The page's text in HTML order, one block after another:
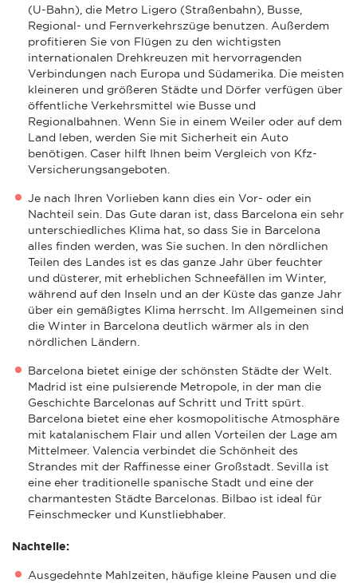
(U-Bahn), die Metro Ligero (Straßenbahn), Busse,
Regional- und Fernverkehrszüge benutzen. Außerdem
profitieren Sie von Flügen zu den wichtigsten
internationalen Drehkreuzen mit hervorragenden
Verbindungen nach Europa und Südamerika. Die meisten
kleineren und größeren Städte und Dörfer verfügen über
öffentliche Verkehrsmittel wie Busse und
Regionalbahnen. Wenn Sie in einem Weiler oder auf dem
Land leben, werden Sie mit Sicherheit ein Auto
benötigen. Caser hilft Ihnen beim Vergleich von Kfz-
Versicherungsangeboten.
Je nach Ihren Vorlieben kann dies ein Vor- oder ein
Nachteil sein. Das Gute daran ist, dass Barcelona ein sehr
unterschiedliches Klima hat, so dass Sie in Barcelona
alles finden werden, was Sie suchen. In den nördlichen
Teilen des Landes ist es das ganze Jahr über feuchter
und düsterer, mit erheblichen Schneefällen im Winter,
während auf den Inseln und an der Küste das ganze Jahr
über ein gemäßigtes Klima herrscht. Im Allgemeinen sind
die Winter in Barcelona deutlich wärmer als in den
nördlichen Ländern.
Barcelona bietet einige der schönsten Städte der Welt.
Madrid ist eine pulsierende Metropole, in der man die
Geschichte Barcelonas auf Schritt und Tritt spürt.
Barcelona bietet eine eher kosmopolitische Atmosphäre
mit katalanischem Flair und allen Vorteilen der Lage am
Mittelmeer. Valencia verbindet die Schönheit des
Strandes mit der Raffinesse einer Großstadt. Sevilla ist
eine eher traditionelle spanische Stadt und eine der
charmantesten Städte Barcelonas. Bilbao ist ideal für
Feinschmecker und Kunstliebhaber.
Nachteile:
Ausgedehnte Mahlzeiten, häufige kleine Pausen und die